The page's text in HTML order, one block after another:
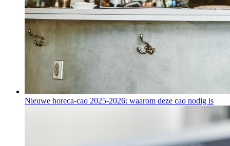
Nieuwe horeca-cao 2025-2026: waarom deze cao nodig is